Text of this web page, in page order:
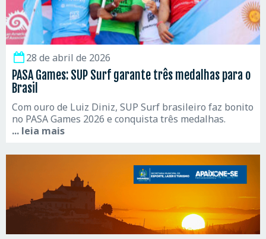
28 de abril de 2026
PASA Games: SUP Surf garante três medalhas para o
Brasil
Com ouro de Luiz Diniz, SUP Surf brasileiro faz bonito
no PASA Games 2026 e conquista três medalhas.
... leia mais